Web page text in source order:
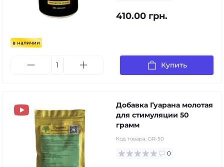
в наличии
410.00 грн.
Купить
Добавка Гуарана молотая
для стимуляции 50
грамм
Код товара: GR-50
0